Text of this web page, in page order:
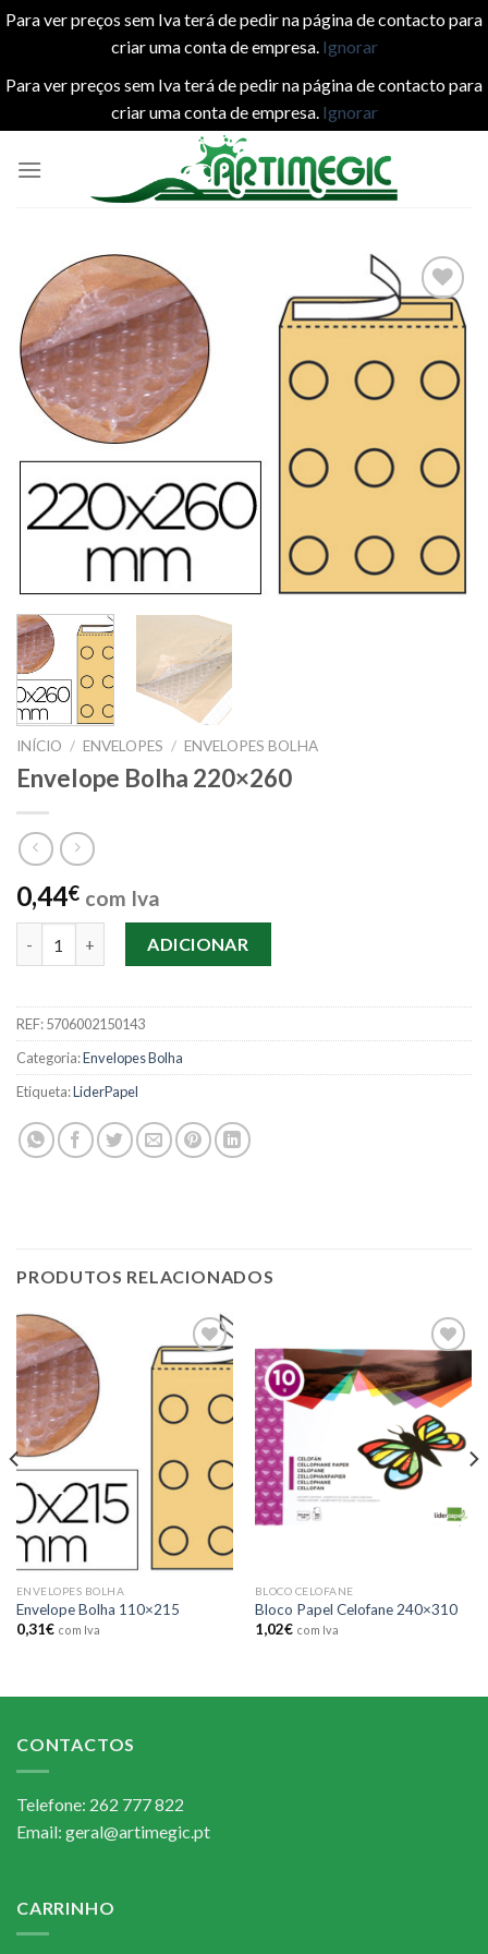
Para ver preços sem Iva terá de pedir na página de contacto para
criar uma conta de empresa. Ignorar
Para ver preços sem Iva terá de pedir na página de contacto para
criar uma conta de empresa. Ignorar
Add to
wishlist
INÍCIO / ENVELOPES / ENVELOPES BOLHA
Envelope Bolha 220×260
0,44€ com Iva
ADICIONAR
REF:5706002150143
Categoria:Envelopes Bolha
Etiqueta:LiderPapel
PRODUTOS RELACIONADOS
Add to
wishlist
ENVELOPES BOLHA
Envelope Bolha 110×215
0,31€ com Iva
Add to
wishlist
BLOCO CELOFANE
Bloco Papel Celofane 240×310
1,02€ com Iva
CONTACTOS
Telefone: 262 777 822
Email: geral@artimegic.pt
CARRINHO